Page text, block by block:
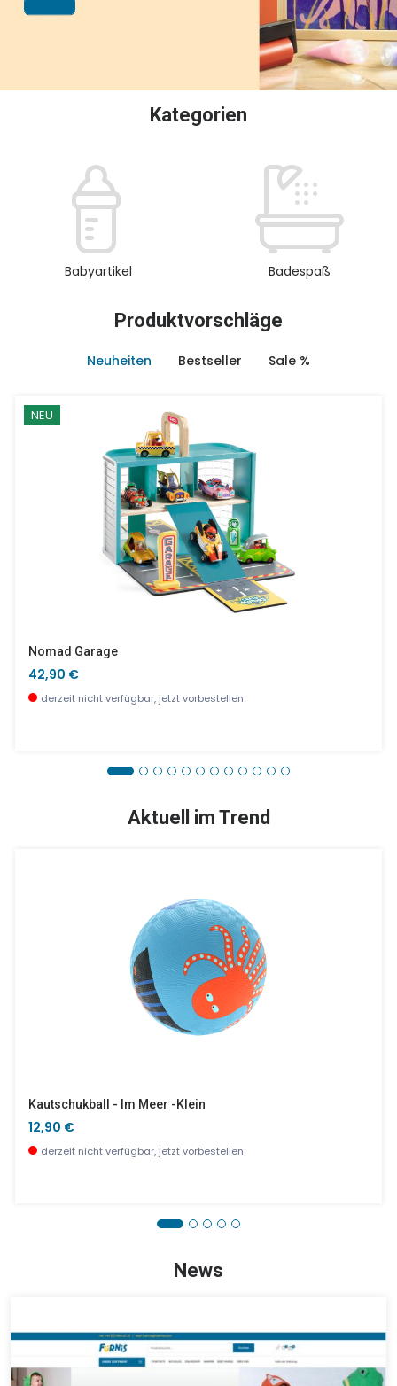
Kategorien
Babyartikel Badespaß
Produktvorschläge
Neuheiten Bestseller Sale %
NEU
Nomad Garage
42,90 €
derzeit nicht verfügbar, jetzt vorbestellen
Aktuell im Trend
Kautschukball - Im Meer -klein
12,90 €
derzeit nicht verfügbar, jetzt vorbestellen
News